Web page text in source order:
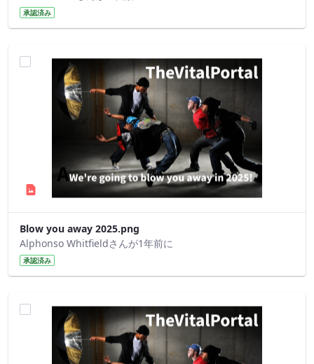
承認済み
Blow you away 2025.png
Alphonso Whitfieldさんが1年前に
承認済み